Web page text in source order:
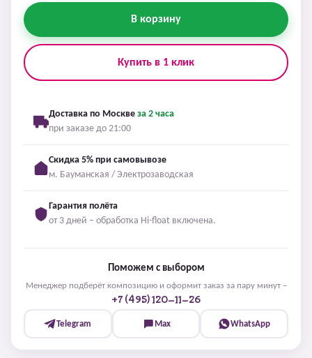
В корзину
Купить в 1 клик
Доставка по Москве за 2 часа
при заказе до 21:00
Скидка 5% при самовывозе
м. Бауманская / Электрозаводская
Гарантия полёта
от 3 дней – обработка Hi-float включена.
Поможем с выбором
Менеджер подберёт композицию и оформит заказ за пару минут –
+7 (495) 120-11-26
Telegram Max WhatsApp